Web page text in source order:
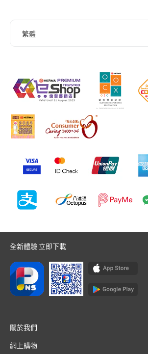
全新體驗 立即下載
關於我們
網上購物